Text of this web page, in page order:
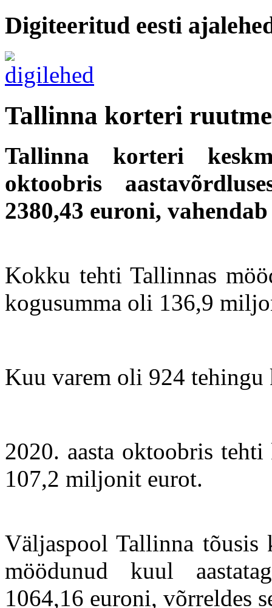
Digiteeritud eesti
Tallinna korteri
Tallinna korteri
oktoobris
2380,43 euroni,
Kokku tehti Tallinnas
kogusumma oli 136,9
Kuu varem oli 924
2020. aasta oktoobris
107,2 miljonit eurot.
Väljaspool Tallinna tõusis
möödunud kuul
1064,16 euroni, võrreldes